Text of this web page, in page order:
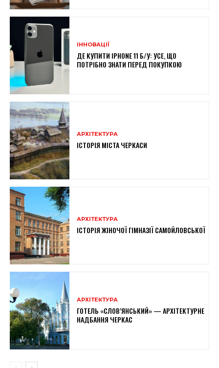
ІННОВАЦІЇ
ДЕ КУПИТИ IPHONE 11 Б/У: УСЕ, ЩО
ПОТРІБНО ЗНАТИ ПЕРЕД ПОКУПКОЮ
АРХІТЕКТУРА
ІСТОРІЯ МІСТА ЧЕРКАСИ
АРХІТЕКТУРА
ІСТОРІЯ ЖІНОЧОЇ ГІМНАЗІЇ САМОЙЛОВСЬКОЇ
АРХІТЕКТУРА
ГОТЕЛЬ «СЛОВ’ЯНСЬКИЙ» — АРХІТЕКТУРНЕ
НАДБАННЯ ЧЕРКАС